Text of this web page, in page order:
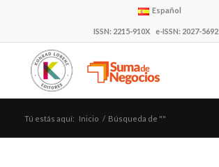
Español
ISSN: 2215-910X e-ISSN: 2027-5692
Tú estás aquí: Inicio / Búsqueda de ""